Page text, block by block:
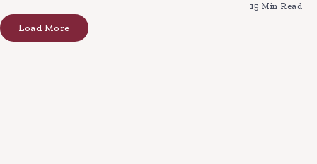
15 Min Read
Load More